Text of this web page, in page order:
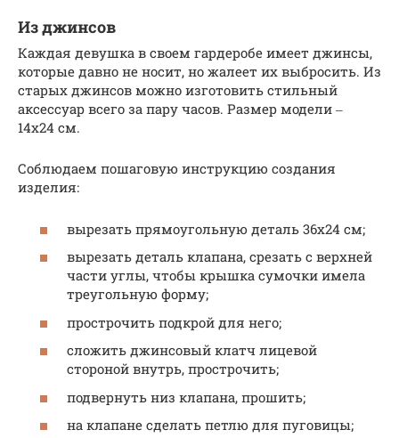
Из джинсов
Каждая девушка в своем гардеробе имеет джинсы,
которые давно не носит, но жалеет их выбросить. Из
старых джинсов можно изготовить стильный
аксессуар всего за пару часов. Размер модели ‒
14х24 см.
Соблюдаем пошаговую инструкцию создания
изделия:
вырезать прямоугольную деталь 36х24 см;
вырезать деталь клапана, срезать с верхней
части углы, чтобы крышка сумочки имела
треугольную форму;
прострочить подкрой для него;
сложить джинсовый клатч лицевой
стороной внутрь, прострочить;
подвернуть низ клапана, прошить;
на клапане сделать петлю для пуговицы;